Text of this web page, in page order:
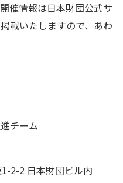
催情報は日本財団公式サ
載いたしますので、あわ
チーム
2-2 日本財団ビル内